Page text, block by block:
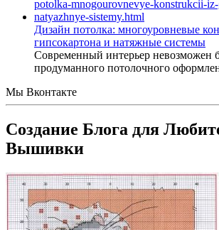
Дизайн потолка: многоуровневые
гипсокартона и натяжные системы
Современный интерьер невозможен
продуманного потолочного
Мы Вконтакте
Создание Блога для
Вышивки